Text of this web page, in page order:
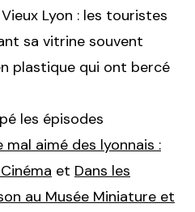
Lyon : les touristes
sa vitrine souvent
plastique qui ont bercé
les épisodes
mal aimé des lyonnais :
et Dans les
au Musée Miniature et